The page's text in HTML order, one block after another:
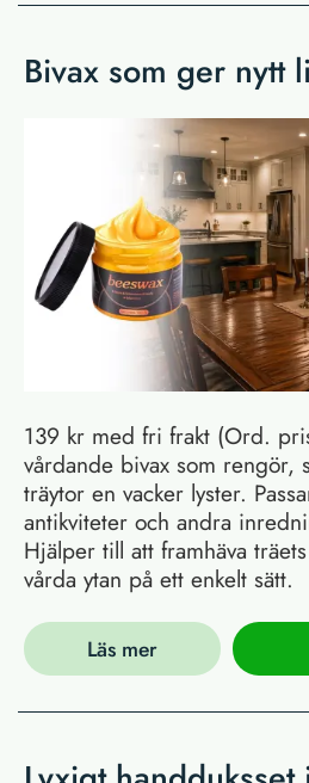
Bivax som ger nytt
139 kr med fri frakt (Ord.
vårdande bivax som rengör,
träytor en vacker lyster.
antikviteter och andra
Hjälper till att framhäva
vårda ytan på ett enkelt sätt.
Läs mer